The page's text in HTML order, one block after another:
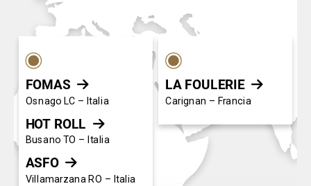
FOMAS 
Osnago LC – Italia
HOT ROLL 
Busano TO – Italia
ASFO 
Villamarzana RO – Italia
LA FOULERIE 
Carignan – Francia